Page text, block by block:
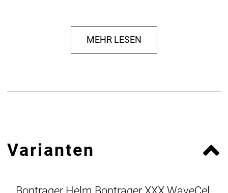
Schweiß von den Augen fern und sorgt für stets
- Die Farben Viper Red, White und Radioactive
XXX WaveCel Rennradhelm im Vergleich zu
herkömmlichen Schaumhelmen den Kopf bis zu 5
MEHR LESEN
Varianten